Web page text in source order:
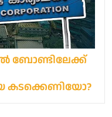
ബോണ്ടിലേക്ക്
കടക്കെണിയോ?